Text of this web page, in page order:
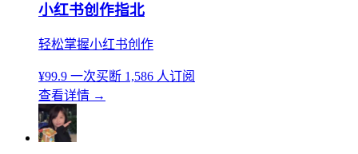
小红书创作指北
轻松掌握小红书创作
¥99.9 一次买断 1,586 人订阅
查看详情 →